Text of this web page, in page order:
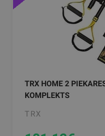
TRX HOME 2
KOMPLEKTS
TRX